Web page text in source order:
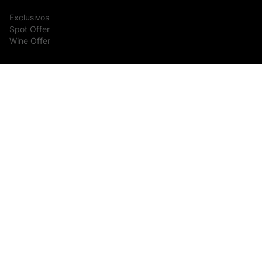
Exclusivos
Spot Offer
Wine Offer